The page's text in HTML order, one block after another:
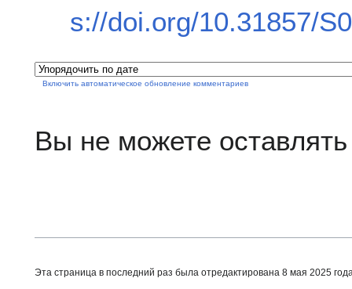
s://doi.org/10.31857/
Включить автоматическое обновление комментариев
Вы не можете
Эта страница в последний раз была отредактирована 8 мая 2025